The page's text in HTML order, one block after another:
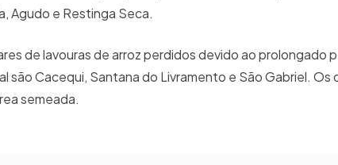
Agudo e Restinga Seca.
de lavouras de arroz perdidos devido ao prolongado
são Cacequi, Santana do Livramento e São Gabriel. Os
semeada.